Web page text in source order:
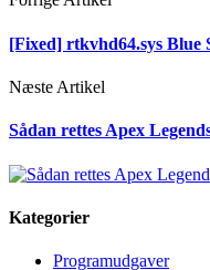
[Fixed] rtkvhd64.sys Blue
Næste Artikel
Sådan rettes Apex
Kategorier
Programudgaver